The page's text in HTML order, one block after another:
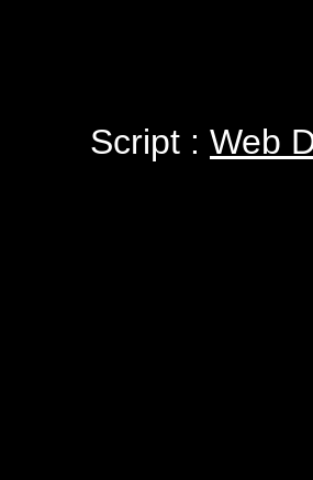
Script : Web